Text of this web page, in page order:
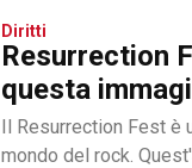
Diritti
Resurrection
questa
Il Resurrection Fest è
mondo del rock.